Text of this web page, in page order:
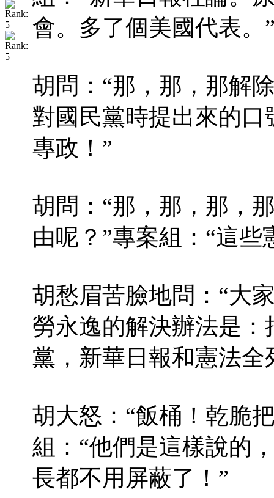
會。多了個美國代表。
胡問：“那，那，那解
對國民黨時提出來的
專政！”
胡問：“那，那，那，
由呢？”專案組：“這些
胡愁眉苦臉地問：“大
勞永逸的解決辦法是
黨，新華日報和憲法
胡大怒：“飯桶！乾脆
組：“他們是這樣說的
長都不用屏蔽了！”